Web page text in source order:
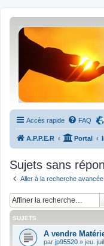
Accès rapide FAQ
A.P.P.E.R Portal
Sujets sans
Aller à la recherche avancée
SUJETS
A vendre
par jp95520 » jeu.